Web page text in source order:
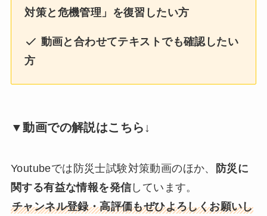
対策と危機管理」を復習したい方
動画と合わせてテキストでも確認したい
方
▼動画での解説はこちら↓
Youtubeでは防災士試験対策動画のほか、
防災に
関する有益な情報を発信しています。
チャンネル登録・高評価もぜひよろしくお願いし